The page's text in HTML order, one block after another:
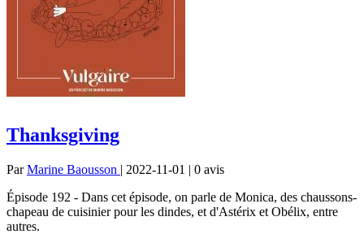
Thanksgiving
ParMarine Baousson | 2022-11-01 | 0 avis
Épisode 192 - Dans cet épisode, on parle de Monica, des chaussons-
chapeau de cuisinier pour les dindes, et d'Astérix et Obélix, entre
autres.